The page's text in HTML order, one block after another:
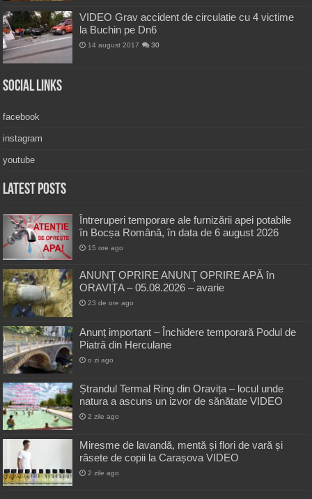
VIDEO Grav accident de circulatie cu 4 victime
la Buchin pe Dn6
14 august 2017 30
Social Links
facebook
instagram
youtube
Latest Posts
Întreruperi temporare ale furnizării apei potabile
în Bocșa Română, în data de 6 august 2026
15 ore ago
ANUNŢ OPRIRE ANUNŢ OPRIRE APĂ în
ORAVIȚA – 05.08.2026 – avarie
23 de ore ago
Anunț important – Închidere temporară Podul de
Piatră din Herculane
o zi ago
Ștrandul Termal Ring din Oravița – locul unde
natura a ascuns un izvor de sănătate VIDEO
2 zile ago
Miresme de lavandă, mentă și flori de vară și
râsete de copii la Carașova VIDEO
2 zile ago